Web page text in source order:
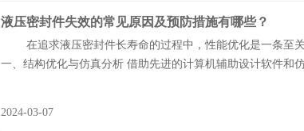
液压密封件失效的常见原因及预防措施有哪些？
在追求液压密封件长寿命的过程中，性能优化是一条至关
一、结构优化与仿真分析 借助先进的计算机辅助设计软件和
2024-03-07